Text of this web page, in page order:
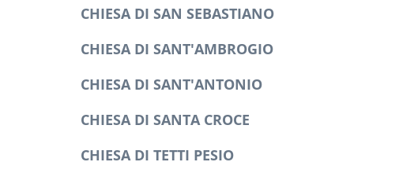
CHIESA DI SAN SEBASTIANO
CHIESA DI SANT'AMBROGIO
CHIESA DI SANT'ANTONIO
CHIESA DI SANTA CROCE
CHIESA DI TETTI PESIO